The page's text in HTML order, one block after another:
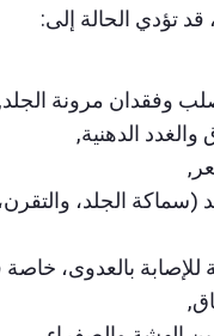
تؤدي الحالة إلى:
وفقدان مرونة الجلد,
الدهنية,
(سماكة الجلد،
للإصابة بالعدوى،